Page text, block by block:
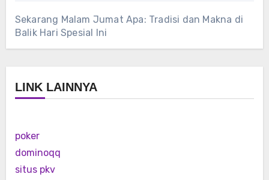
Sekarang Malam Jumat Apa: Tradisi dan Makna di
Balik Hari Spesial Ini
LINK LAINNYA
poker
dominoqq
situs pkv